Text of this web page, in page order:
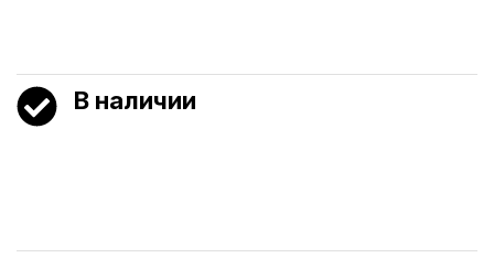
В наличии